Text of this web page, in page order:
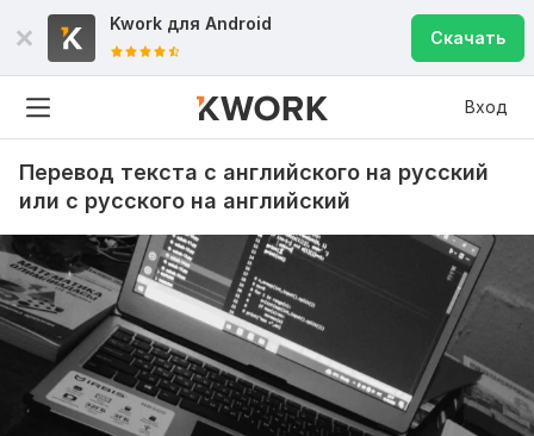
Kwork для Android
Скачать
Вход
Перевод текста с английского на русский
или с русского на английский